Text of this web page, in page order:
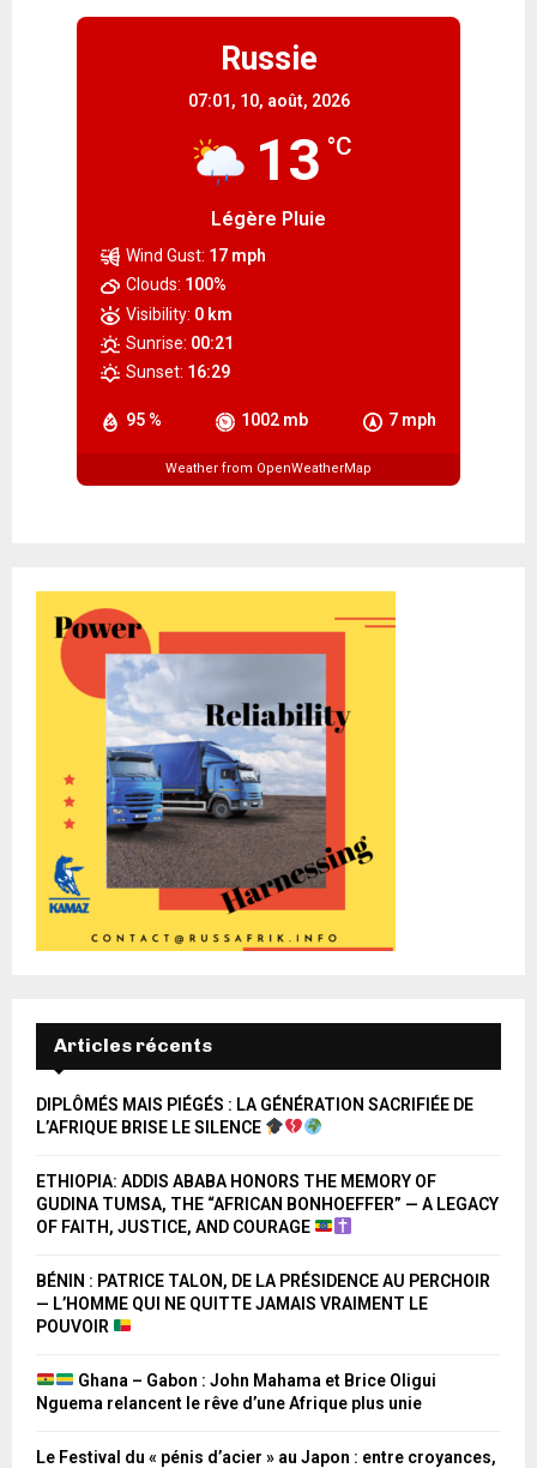
Russie
07:01, 10, août, 2026
13 °C
Légère Pluie
95 % 1002 mb 7 mph
Wind Gust: 17 mph
Clouds: 100%
Visibility: 0 km
Sunrise: 00:21
Sunset: 16:29
Weather from OpenWeatherMap
Articles récents
DIPLÔMÉS MAIS PIÉGÉS : LA GÉNÉRATION SACRIFIÉE DE
L’AFRIQUE BRISE LE SILENCE
ETHIOPIA: ADDIS ABABA HONORS THE MEMORY OF
GUDINA TUMSA, THE “AFRICAN BONHOEFFER” — A LEGACY
OF FAITH, JUSTICE, AND COURAGE
BÉNIN : PATRICE TALON, DE LA PRÉSIDENCE AU PERCHOIR
— L’HOMME QUI NE QUITTE JAMAIS VRAIMENT LE
POUVOIR
Ghana – Gabon : John Mahama et Brice Oligui
Nguema relancent le rêve d’une Afrique plus unie
Le Festival du « pénis d’acier » au Japon : entre croyances,